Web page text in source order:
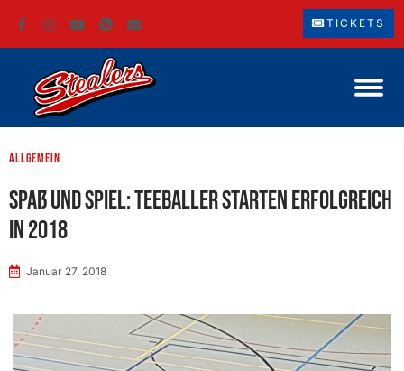
TICKETS
Allgemein
Spaß und Spiel: Teeballer starten erfolgreich
in 2018
Januar 27, 2018